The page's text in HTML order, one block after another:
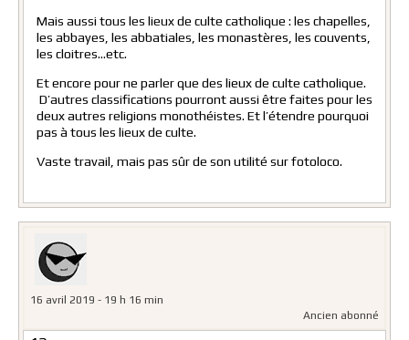
Mais aussi tous les lieux de culte catholique : les chapelles,
les abbayes, les abbatiales, les monastères, les couvents,
les cloitres…etc.
Et encore pour ne parler que des lieux de culte catholique.
D’autres classifications pourront aussi être faites pour les
deux autres religions monothéistes. Et l’étendre pourquoi
pas à tous les lieux de culte.
Vaste travail, mais pas sûr de son utilité sur fotoloco.
16 avril 2019 - 19 h 16 min
Ancien abonné